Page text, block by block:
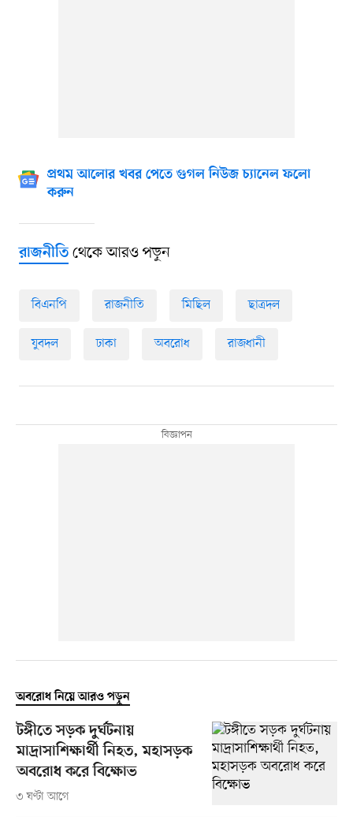
প্রথম আলোর খবর পেতে গুগল নিউজ চ্যানেল ফলো
করুন
রাজনীতিথেকে আরও পড়ুন
বিএনপি রাজনীতি মিছিল ছাত্রদল
যুবদল ঢাকা অবরোধ রাজধানী
অবরোধ নিয়ে আরও পড়ুন
টঙ্গীতে সড়ক দুর্ঘটনায়
মাদ্রাসাশিক্ষার্থী নিহত, মহাসড়ক
অবরোধ করে বিক্ষোভ
৩ ঘণ্টা আগে